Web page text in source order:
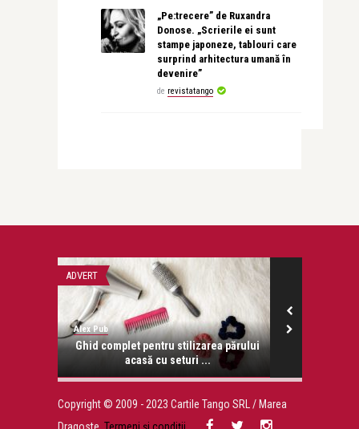
„Pe:trecere” de Ruxandra
Donose. „Scrierile ei sunt
stampe japoneze, tablouri care
surprind arhitectura umană în
devenire”
de revistatango
ADVERT
Alex Pub
Ghid complet pentru stilizarea părului
acasă cu seturi ...
Copyright © 2009 - 2023 Cartile Tango SRL / Marea
Dragoste. Termeni și condiții